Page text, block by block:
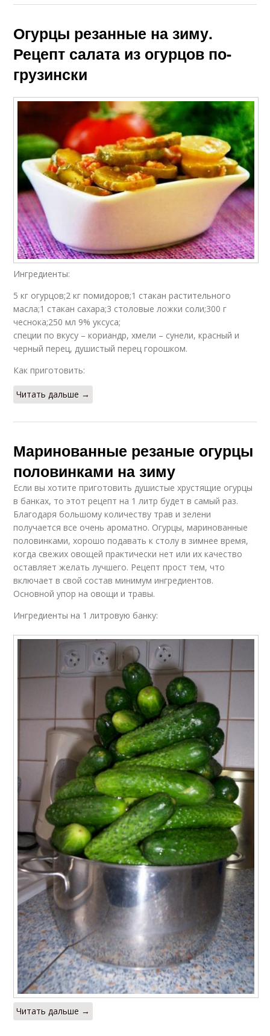
Огурцы резанные на зиму.
Рецепт салата из огурцов по-
грузински
Ингредиенты:
5 кг огурцов;2 кг помидоров;1 стакан растительного
масла;1 стакан сахара;3 столовые ложки соли;300 г
чеснока;250 мл 9% уксуса;
специи по вкусу – кориандр, хмели – сунели, красный и
черный перец, душистый перец горошком.
Как приготовить:
Читать дальше →
Маринованные резаные огурцы
половинками на зиму
Если вы хотите приготовить душистые хрустящие огурцы
в банках, то этот рецепт на 1 литр будет в самый раз.
Благодаря большому количеству трав и зелени
получается все очень ароматно. Огурцы, маринованные
половинками, хорошо подавать к столу в зимнее время,
когда свежих овощей практически нет или их качество
оставляет желать лучшего. Рецепт прост тем, что
включает в свой состав минимум ингредиентов.
Основной упор на овощи и травы.
Ингредиенты на 1 литровую банку:
Читать дальше →